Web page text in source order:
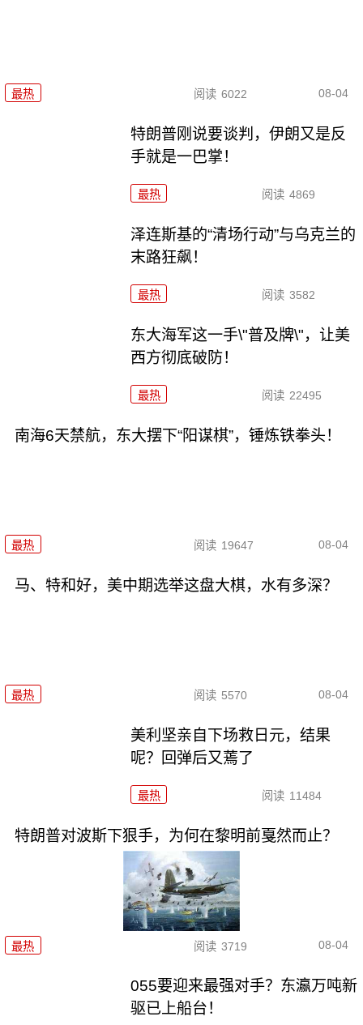
最热 阅读 6022 08-04
特朗普刚说要谈判，伊朗又是反
手就是一巴掌！
最热 阅读 4869
泽连斯基的“清场行动”与乌克兰的
末路狂飙！
最热 阅读 3582
东大海军这一手\"普及牌\"，让美
西方彻底破防！
最热 阅读 22495
南海6天禁航，东大摆下“阳谋棋”，锤炼铁拳头！
最热 阅读 19647 08-04
马、特和好，美中期选举这盘大棋，水有多深？
最热 阅读 5570 08-04
美利坚亲自下场救日元，结果
呢？回弹后又蔫了
最热 阅读 11484
特朗普对波斯下狠手，为何在黎明前戛然而止？
最热 阅读 3719 08-04
055要迎来最强对手？东瀛万吨新
驱已上船台！